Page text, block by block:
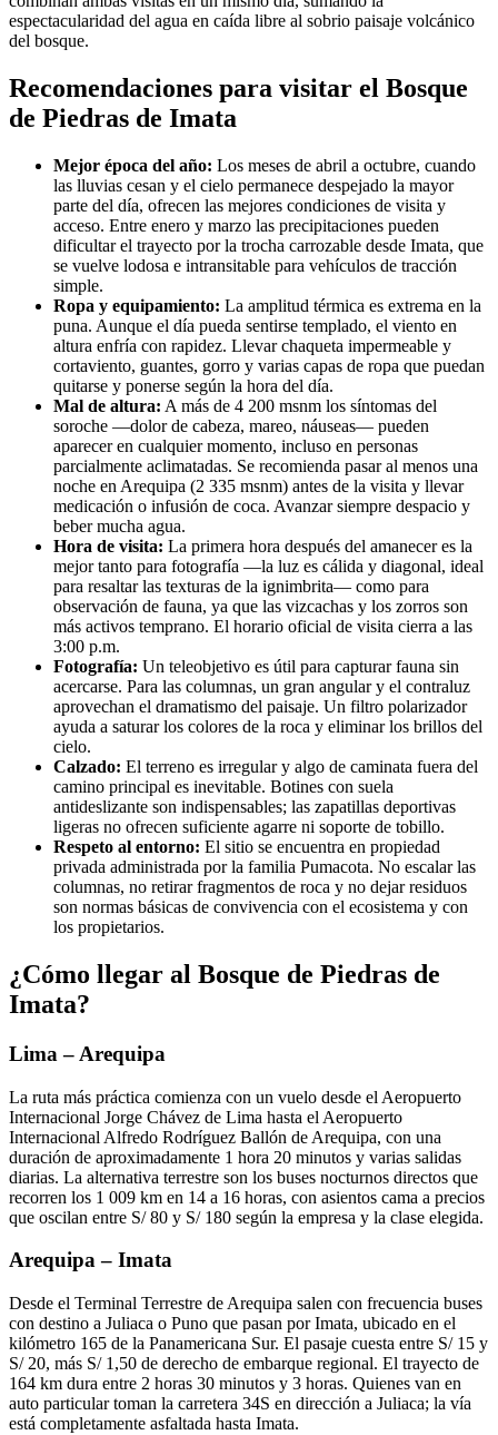
espectacularidad del agua en caída libre al sobrio paisaje volcánico
del bosque.
Recomendaciones para visitar el Bosque
de Piedras de Imata
Mejor época del año: Los meses de abril a octubre, cuando
las lluvias cesan y el cielo permanece despejado la mayor
parte del día, ofrecen las mejores condiciones de visita y
acceso. Entre enero y marzo las precipitaciones pueden
dificultar el trayecto por la trocha carrozable desde Imata, que
se vuelve lodosa e intransitable para vehículos de tracción
simple.
Ropa y equipamiento: La amplitud térmica es extrema en la
puna. Aunque el día pueda sentirse templado, el viento en
altura enfría con rapidez. Llevar chaqueta impermeable y
cortaviento, guantes, gorro y varias capas de ropa que puedan
quitarse y ponerse según la hora del día.
Mal de altura: A más de 4 200 msnm los síntomas del
soroche —dolor de cabeza, mareo, náuseas— pueden
aparecer en cualquier momento, incluso en personas
parcialmente aclimatadas. Se recomienda pasar al menos una
noche en Arequipa (2 335 msnm) antes de la visita y llevar
medicación o infusión de coca. Avanzar siempre despacio y
beber mucha agua.
Hora de visita: La primera hora después del amanecer es la
mejor tanto para fotografía —la luz es cálida y diagonal, ideal
para resaltar las texturas de la ignimbrita— como para
observación de fauna, ya que las vizcachas y los zorros son
más activos temprano. El horario oficial de visita cierra a las
3:00 p.m.
Fotografía: Un teleobjetivo es útil para capturar fauna sin
acercarse. Para las columnas, un gran angular y el contraluz
aprovechan el dramatismo del paisaje. Un filtro polarizador
ayuda a saturar los colores de la roca y eliminar los brillos del
cielo.
Calzado: El terreno es irregular y algo de caminata fuera del
camino principal es inevitable. Botines con suela
antideslizante son indispensables; las zapatillas deportivas
ligeras no ofrecen suficiente agarre ni soporte de tobillo.
Respeto al entorno: El sitio se encuentra en propiedad
privada administrada por la familia Pumacota. No escalar las
columnas, no retirar fragmentos de roca y no dejar residuos
son normas básicas de convivencia con el ecosistema y con
los propietarios.
¿Cómo llegar al Bosque de Piedras de
Imata?
Lima – Arequipa
La ruta más práctica comienza con un vuelo desde el Aeropuerto
Internacional Jorge Chávez de Lima hasta el Aeropuerto
Internacional Alfredo Rodríguez Ballón de Arequipa, con una
duración de aproximadamente 1 hora 20 minutos y varias salidas
diarias. La alternativa terrestre son los buses nocturnos directos que
recorren los 1 009 km en 14 a 16 horas, con asientos cama a precios
que oscilan entre S/ 80 y S/ 180 según la empresa y la clase elegida.
Arequipa – Imata
Desde el Terminal Terrestre de Arequipa salen con frecuencia buses
con destino a Juliaca o Puno que pasan por Imata, ubicado en el
kilómetro 165 de la Panamericana Sur. El pasaje cuesta entre S/ 15 y
S/ 20, más S/ 1,50 de derecho de embarque regional. El trayecto de
164 km dura entre 2 horas 30 minutos y 3 horas. Quienes van en
auto particular toman la carretera 34S en dirección a Juliaca; la vía
está completamente asfaltada hasta Imata.